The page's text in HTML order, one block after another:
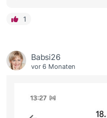
1
Babsi26
vor 6 Monaten